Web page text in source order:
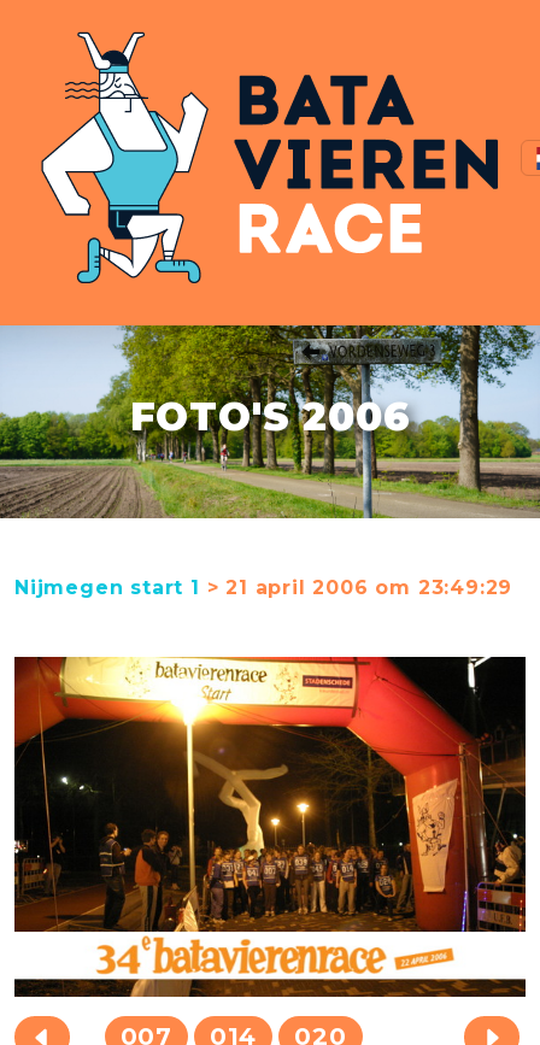
FOTO'S 2006
Nijmegen start 1 > 21 april 2006 om 23:49:29
007 014
020